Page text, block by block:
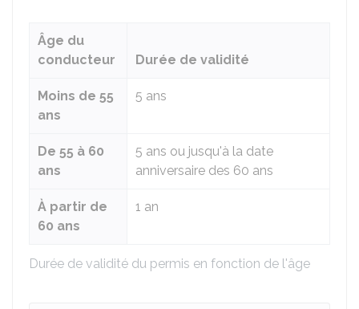
Durée de validité du permis en fonction de l'âge
Âge du
conducteur
Durée de validité
Moins de 55
ans
5 ans
De 55 à 60
ans
5 ans ou jusqu'à la date
anniversaire des 60 ans
À partir de
60 ans
1 an